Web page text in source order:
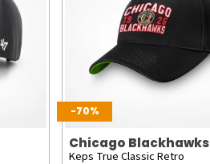
-70%
Chicago Blackhawks
Keps True Classic Retro